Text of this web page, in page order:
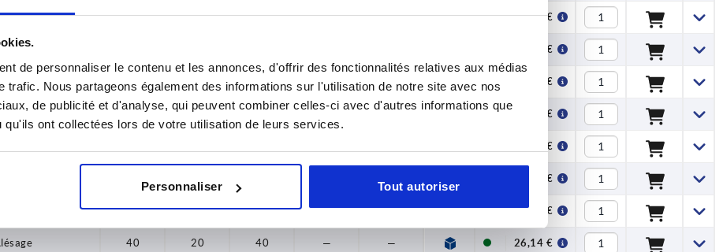
de personnaliser le contenu et les annonces, d'offrir des fonctionnalités relatives aux médias
trafic. Nous partageons également des informations sur l'utilisation de notre site avec nos
de publicité et d'analyse, qui peuvent combiner celles-ci avec d'autres informations que
qu'ils ont collectées lors de votre utilisation de leurs services.
Personnaliser Tout autoriser
31 17 34 — — 12,69 €
12,69 €
Alésage 18 37 — 16,29 €
Alésage 18 16,29 €
19,01 €
19,01 €
40 20 40 — — 26,14 €
40 20 40 — — 26,14 €